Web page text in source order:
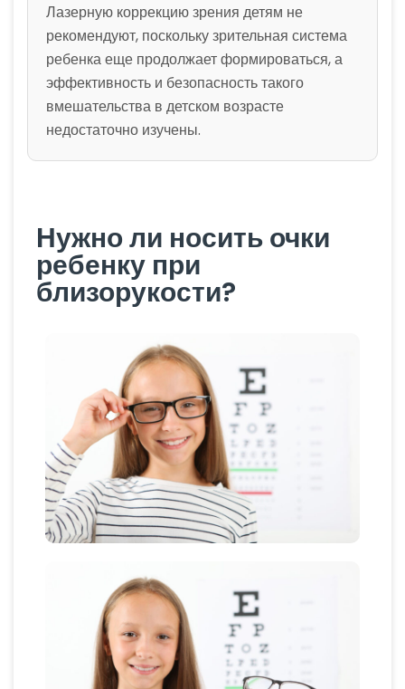
Лазерную коррекцию зрения детям не
рекомендуют, поскольку зрительная система
ребенка еще продолжает формироваться, а
эффективность и безопасность такого
вмешательства в детском возрасте
недостаточно изучены.
Нужно ли носить очки
ребенку при
близорукости?